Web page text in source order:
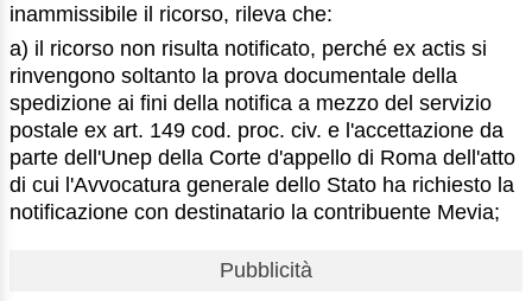
inammissibile il ricorso, rileva che:
a) il ricorso non risulta notificato, perché ex actis si
rinvengono soltanto la prova documentale della
spedizione ai fini della notifica a mezzo del servizio
postale ex art. 149 cod. proc. civ. e l'accettazione da
parte dell'Unep della Corte d'appello di Roma dell'atto
di cui l'Avvocatura generale dello Stato ha richiesto la
notificazione con destinatario la contribuente Mevia;
Pubblicità